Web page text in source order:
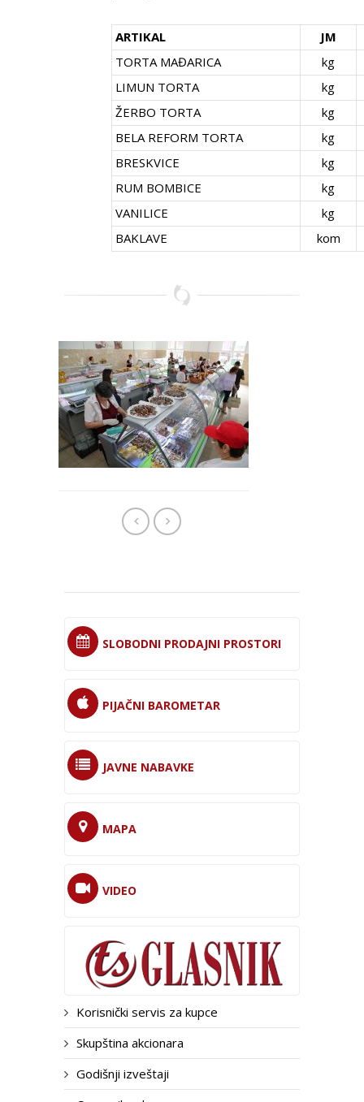
ARTIKAL
JM
TORTA MAĐARICA
kg
LIMUN TORTA
kg
ŽERBO TORTA
kg
BELA REFORM TORTA
kg
BRESKVICE
kg
RUM BOMBICE
kg
VANILICE
kg
BAKLAVE
kom
SLOBODNI PRODAJNI PROSTORI
PIJAČNI BAROMETAR
JAVNE NABAVKE
MAPA
VIDEO
Korisnički servis za kupce
Skupština akcionara
Godišnji izveštaji